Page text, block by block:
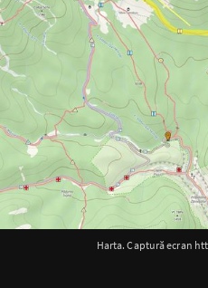
Harta. Captură ecran